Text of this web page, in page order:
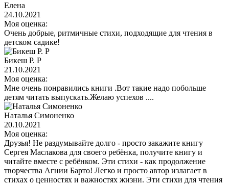
Елена
24.10.2021
Моя оценка:
Очень добрые, ритмичные стихи, подходящие для чтения в
детском садике!
Бикеш Р. Р
21.10.2021
Моя оценка:
Мне очень понравились книги .Вот такие надо побольше
детям читать выпускать.Желаю успехов ....
Наталья Симоненко
20.10.2021
Моя оценка:
Друзья! Не раздумывайте долго - просто закажите книгу
Сергея Маслакова для своего ребёнка, получите книгу и
читайте вместе с ребёнком. Эти стихи - как продолжение
творчества Агнии Барто! Легко и просто автор излагает в
стихах о ценностях и важностях жизни. Эти стихи для чтения